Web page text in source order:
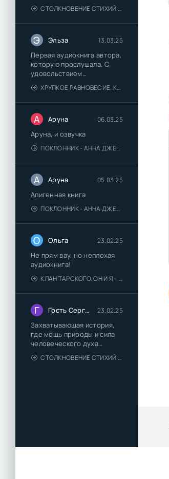
СТОЛКНОВЕНИЕ СТИХИЙ - ВАЛЕРИЙ ГУМИНСКИЙ
Э Эльза 13.03.25
Первая аудиокнига автора,
которую прослушала. С
удовольствием
познакомлюсь и с другими.
ХРУПКОЕ РАВНОВЕСИЕ. КНИГА 1 - АНА ШЕРРИ
А Аруна 06.03.25
Аруна, и озвучка
ПОКЛОННИК - АННА ДЖЕЙН
А Аруна 05.03.25
Апигенная книга
ПОКЛОННИК - АННА ДЖЕЙН
О Ольга 23.02.25
Не прям вау, но неплохая
аудиокнига!
КЛАН ТАРСКОГО. ОН И Я - ЕЛЕНА ТОДОРОВА (1)
Г Гость Сергей 23.02.25
Захватывающая история,
где мощь природы и сила
человеческого духа
сплетаются в напряжённый
и
СТОЛКНОВЕНИЕ СТИХИЙ - ВАЛЕРИЙ ГУМИНСКИЙ